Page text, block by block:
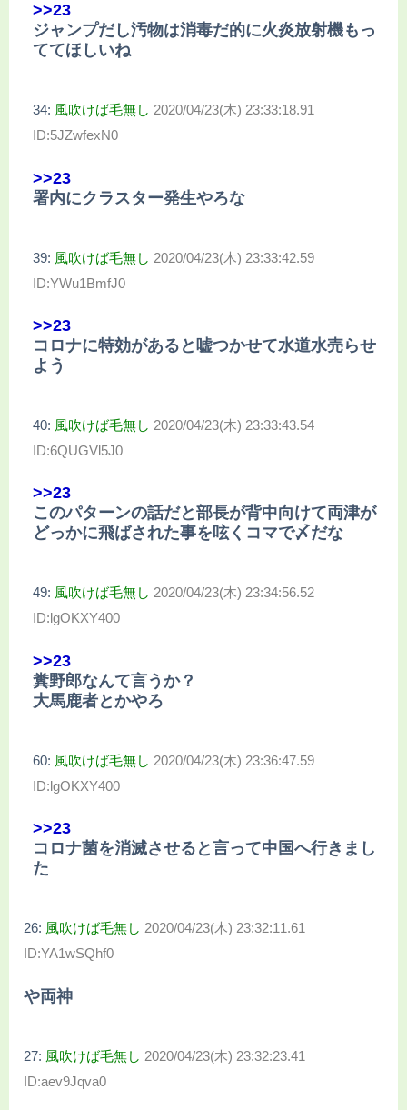
>>23
ジャンプだし汚物は消毒だ的に火炎放射機もっ
ててほしいね
34: 風吹けば毛無し 2020/04/23(木) 23:33:18.91
ID:5JZwfexN0
>>23
署内にクラスター発生やろな
39: 風吹けば毛無し 2020/04/23(木) 23:33:42.59
ID:YWu1BmfJ0
>>23
コロナに特効があると嘘つかせて水道水売らせ
よう
40: 風吹けば毛無し 2020/04/23(木) 23:33:43.54
ID:6QUGVl5J0
>>23
このパターンの話だと部長が背中向けて両津が
どっかに飛ばされた事を呟くコマで〆だな
49: 風吹けば毛無し 2020/04/23(木) 23:34:56.52
ID:lgOKXY400
>>23
糞野郎なんて言うか？
大馬鹿者とかやろ
60: 風吹けば毛無し 2020/04/23(木) 23:36:47.59
ID:lgOKXY400
>>23
コロナ菌を消滅させると言って中国へ行きまし
た
26: 風吹けば毛無し 2020/04/23(木) 23:32:11.61
ID:YA1wSQhf0
や両神
27: 風吹けば毛無し 2020/04/23(木) 23:32:23.41
ID:aev9Jqva0